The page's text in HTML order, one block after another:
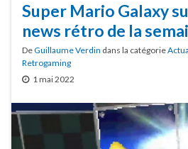
Super Mario Galaxy
news rétro de la
DeGuillaume Verdin dans la catégorie
Retrogaming
1 mai 2022